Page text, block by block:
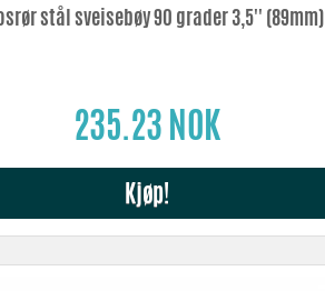
stål sveisebøy 90 grader 3,5'' (89mm)
235.23 NOK
Kjøp!